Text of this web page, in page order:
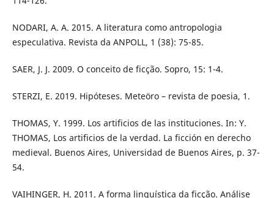
NODARI, A. A. 2015. A literatura como antropologia
especulativa. Revista da ANPOLL, 1 (38): 75-85.
SAER, J. J. 2009. O conceito de ficção. Sopro, 15: 1-4.
STERZI, E. 2019. Hipóteses. Meteöro – revista de poesia, 1.
THOMAS, Y. 1999. Los artificios de las instituciones. In: Y.
THOMAS, Los artificios de la verdad. La ficción en derecho
medieval. Buenos Aires, Universidad de Buenos Aires, p. 37-
54.
VAIHINGER, H. 2011. A forma linguística da ficção. Análise